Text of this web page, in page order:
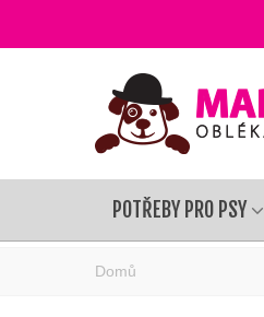
POTŘEBY PRO PSY
Domů